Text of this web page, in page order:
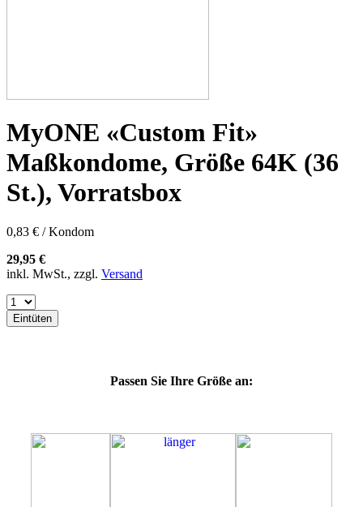
57G
57H
57K
60E
60F
60G
60J
60K
60L
64E
64L
64M
MyONE «Custom Fit»
Maßkondome, Größe 64K (36
St.), Vorratsbox
0,83 € / Kondom
29,95 €
inkl. MwSt., zzgl. Versand
Eintüten
Passen Sie Ihre Größe an: